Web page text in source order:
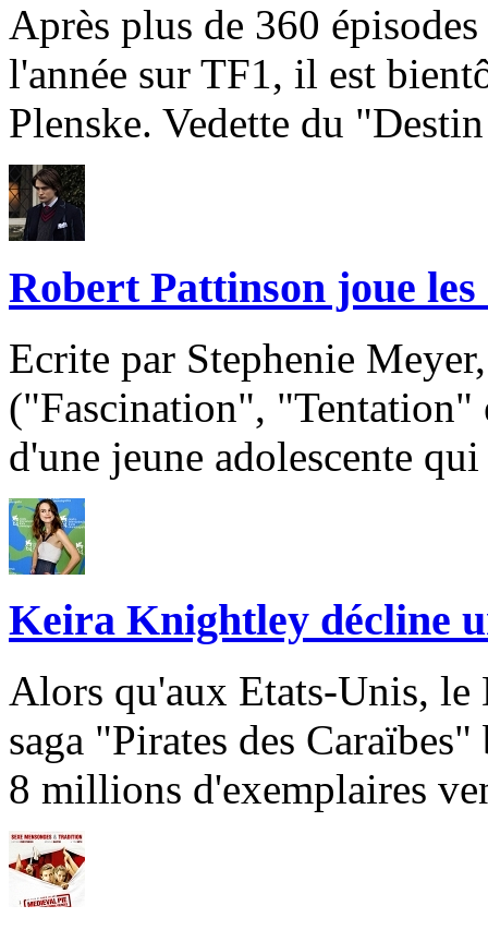
Après plus de 360
l'année sur TF1, il est
Plenske. Vedette du
Robert Pattinson joue les
Ecrite par Stephenie
("Fascination",
d'une jeune adolescente
Keira Knightley décline
Alors qu'aux Etats-Unis,
saga "Pirates des
8 millions d'exemplaires